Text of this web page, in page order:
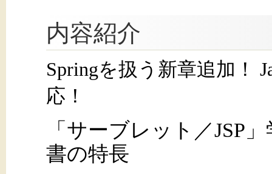
内容紹介
Springを扱う新章追加！
応！
「サーブレット／JSP
書の特長